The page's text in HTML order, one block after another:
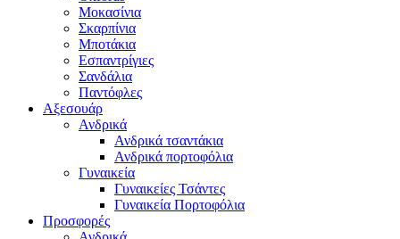
Μοκασίνια
Σκαρπίνια
Μποτάκια
Εσπαντρίγιες
Σανδάλια
Παντόφλες
Αξεσουάρ
Ανδρικά
Ανδρικά τσαντάκια
Ανδρικά πορτοφόλια
Γυναικεία
Γυναικείες Τσάντες
Γυναικεία Πορτοφόλια
Προσφορές